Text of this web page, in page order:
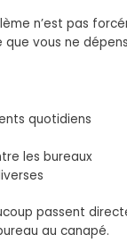
n’est pas
que vous ne
quotidiens
les bureaux
passent
au canapé.